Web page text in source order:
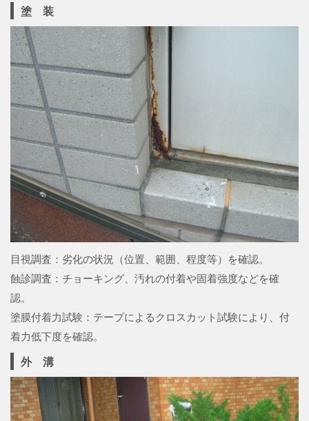
塗 装
目視調査：劣化の状況（位置、範囲、程度等）を確認。
蝕診調査：チョーキング、汚れの付着や固着強度などを確
認。
塗膜付着力試験：テープによるクロスカット試験により、付
着力低下度を確認。
外 溝